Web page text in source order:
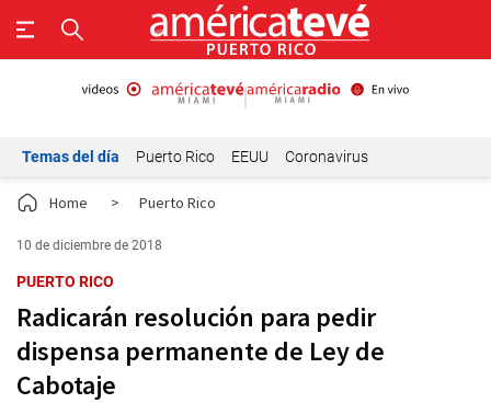
Temas del día Puerto Rico EEUU Coronavirus
Home > Puerto Rico
10 de diciembre de 2018
PUERTO RICO
Radicarán resolución para pedir
dispensa permanente de Ley de
Cabotaje